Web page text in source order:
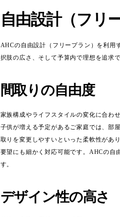
自由設計（フリ
AHCの自由設計（フリープラン）を利用
択肢の広さ、そして予算内で理想を追求
間取りの自由度
家族構成やライフスタイルの変化に合わ
子供が増える予定があるご家庭では、部
取りを変更しやすいといった柔軟性があ
要望にも細かく対応可能です。AHCの自
す。
デザイン性の高さ